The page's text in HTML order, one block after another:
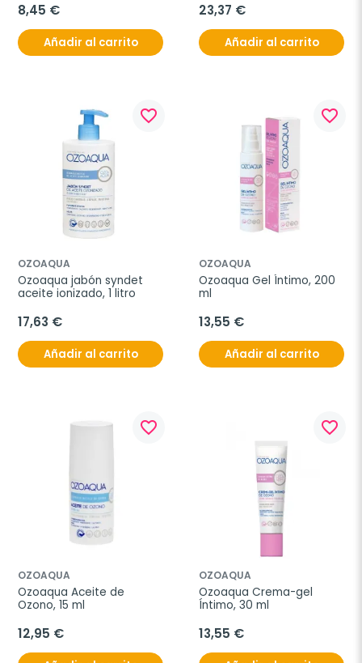
8,45 €
Añadir al carrito
23,37 €
Añadir al carrito
favorite_border
OZOAQUA
Ozoaqua jabón syndet
aceite ionizado, 1 litro
17,63 €
Añadir al carrito
favorite_border
OZOAQUA
Ozoaqua Gel Íntimo, 200
ml
13,55 €
Añadir al carrito
favorite_border
OZOAQUA
Ozoaqua Aceite de
Ozono, 15 ml
12,95 €
favorite_border
OZOAQUA
Ozoaqua Crema-gel
Íntimo, 30 ml
13,55 €